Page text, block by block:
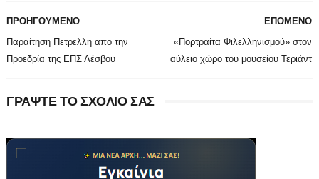
ΕΠΟΜΕΝΟ
«Πορτραίτα Φιλελληνισμού» στον
αύλειο χώρο του μουσείου Τεριάντ
ΠΡΟΗΓΟΥΜΕΝΟ
Παραίτηση Πετρελλη απο την
Προεδρία της ΕΠΣ Λέσβου
ΓΡΑΨΤΕ ΤΟ ΣΧΟΛΙΟ ΣΑΣ